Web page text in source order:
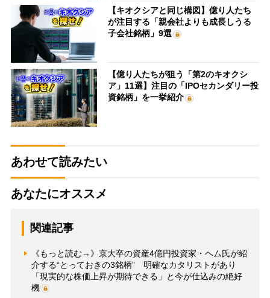
【キオクシアと同じ構図】億り人たち
が注目する「親会社よりも成長しうる
子会社銘柄」9選
【億り人たちが狙う「第2のキオクシ
ア」11選】注目の「IPOセカンダリー投
資銘柄」を一挙紹介
あわせて読みたい
あなたにオススメ
関連記事
《もっと読む→》京大卒の資産4億円投資家・ヘム氏が紹
介する“とっておきの3銘柄” 明確なカタリストがあり
「現実的な株価上昇が期待できる」と今が仕込みの絶好
機